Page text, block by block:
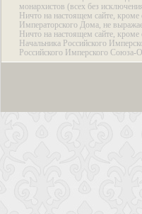
монархистов (всех без
Ничто на настоящем сайте,
Императорского Дома, не
Ничто на настоящем сайте,
Начальника Российского
Российского Имперского Союза-